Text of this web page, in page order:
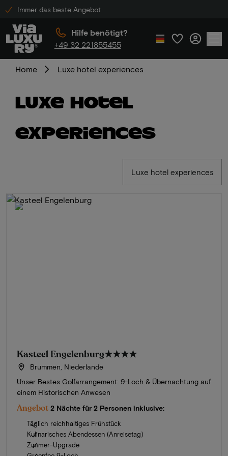
Immer das beste Angebot
Hilfe benötigt?
+49 32 221855455
Home Luxe hotel experiences
Luxe hotel
experiences
Luxe hotel experiences
Kasteel Engelenburg★★★★
Brummen, Niederlande
Unser Bestes Golfarrangement: 9-Loch & Übernachtung auf
einem Historischen Anwesen
Angebot 2 Nächte für 2 Personen inklusive:
Täglich reichhaltiges Frühstück
Kulinarisches Abendessen (Anreisetag)
Zimmer-Upgrade